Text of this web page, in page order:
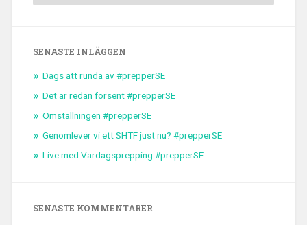
SENASTE INLÄGGEN
Dags att runda av #prepperSE
Det är redan försent #prepperSE
Omställningen #prepperSE
Genomlever vi ett SHTF just nu? #prepperSE
Live med Vardagsprepping #prepperSE
SENASTE KOMMENTARER